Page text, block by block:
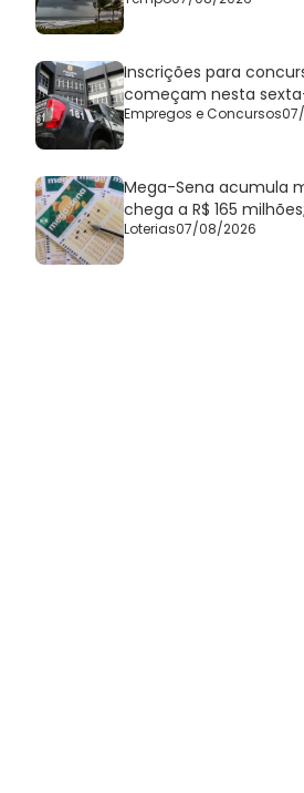
Inscrições para
começam nesta
Empregos e Concursos
Mega-Sena acumula
chega a R$ 165
Loterias07/08/2026